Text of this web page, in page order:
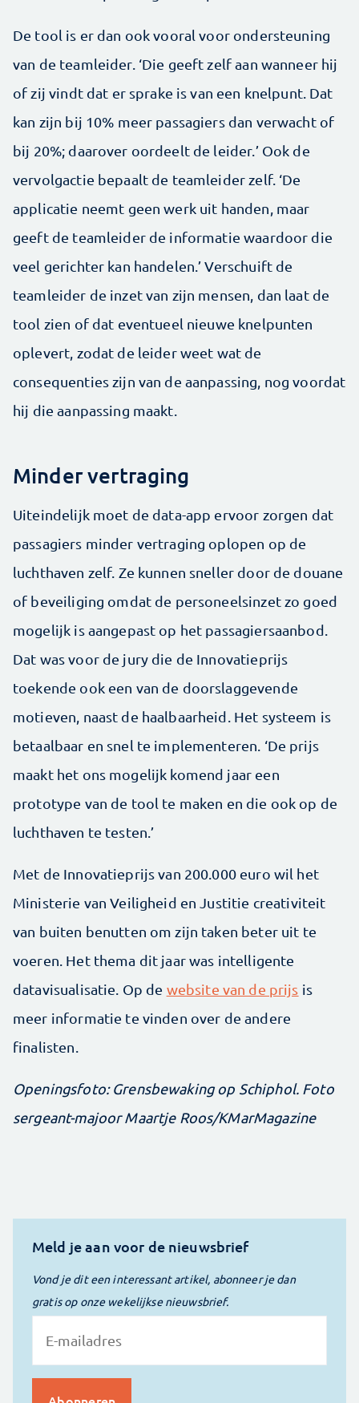
De tool is er dan ook vooral voor ondersteuning
van de teamleider. ‘Die geeft zelf aan wanneer hij
of zij vindt dat er sprake is van een knelpunt. Dat
kan zijn bij 10% meer passagiers dan verwacht of
bij 20%; daarover oordeelt de leider.’ Ook de
vervolgactie bepaalt de teamleider zelf. ‘De
applicatie neemt geen werk uit handen, maar
geeft de teamleider de informatie waardoor die
veel gerichter kan handelen.’ Verschuift de
teamleider de inzet van zijn mensen, dan laat de
tool zien of dat eventueel nieuwe knelpunten
oplevert, zodat de leider weet wat de
consequenties zijn van de aanpassing, nog voordat
hij die aanpassing maakt.
Minder vertraging
Uiteindelijk moet de data-app ervoor zorgen dat
passagiers minder vertraging oplopen op de
luchthaven zelf. Ze kunnen sneller door de douane
of beveiliging omdat de personeelsinzet zo goed
mogelijk is aangepast op het passagiersaanbod.
Dat was voor de jury die de Innovatieprijs
toekende ook een van de doorslaggevende
motieven, naast de haalbaarheid. Het systeem is
betaalbaar en snel te implementeren. ‘De prijs
maakt het ons mogelijk komend jaar een
prototype van de tool te maken en die ook op de
luchthaven te testen.’
Met de Innovatieprijs van 200.000 euro wil het
Ministerie van Veiligheid en Justitie creativiteit
van buiten benutten om zijn taken beter uit te
voeren. Het thema dit jaar was intelligente
datavisualisatie. Op de website van de prijs is
meer informatie te vinden over de andere
finalisten.
Openingsfoto: Grensbewaking op Schiphol. Foto
sergeant-majoor Maartje Roos/KMarMagazine
Meld je aan voor de nieuwsbrief
Vond je dit een interessant artikel, abonneer je dan
gratis op onze wekelijkse nieuwsbrief.